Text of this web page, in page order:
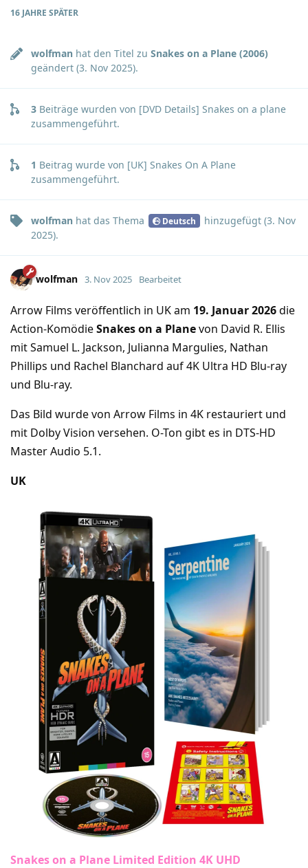
16 JAHRE SPÄTER
wolfman hat den Titel zu Snakes on a Plane (2006)
geändert (3. Nov 2025).
3 Beiträge wurden von [DVD Details] Snakes on a plane
zusammengeführt.
1 Beitrag wurde von [UK] Snakes On A Plane
zusammengeführt.
wolfman hat das Thema Deutsch hinzugefügt (3. Nov
2025).
wolfman 3. Nov 2025 Bearbeitet
Arrow Films veröffentlich in UK am 19. Januar 2026die
Action-KomödieSnakes on a Planevon David R. Ellis
mit Samuel L. Jackson, Julianna Margulies, Nathan
Phillips und Rachel Blanchard auf 4K Ultra HD Blu-ray
und Blu-ray.
Das Bild wurde von Arrow Films in 4K restauriert und
mit Dolby Vision versehen. O-Ton gibt es in DTS-HD
Master Audio 5.1.
UK
Snakes on a Plane Limited Edition 4K UHD